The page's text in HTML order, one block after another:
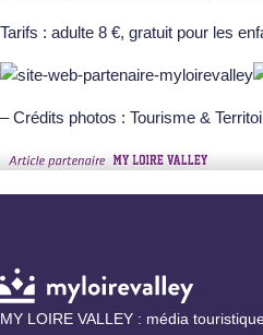
Tarifs : adulte 8 €, gratuit pour les
– Crédits photos : Tourisme &
MY LOIRE VALLEY : média